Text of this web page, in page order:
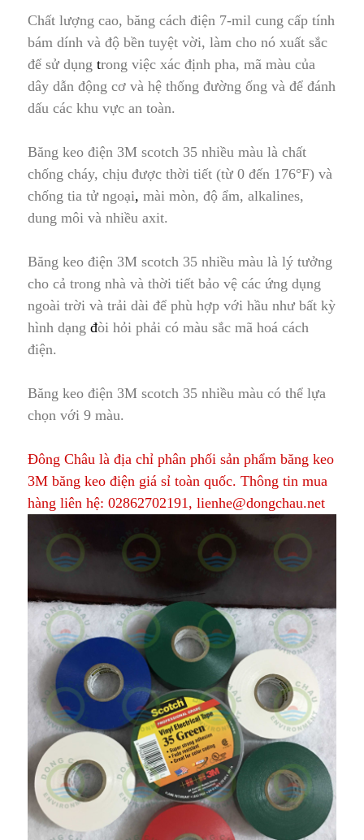
Chất lượng cao, băng cách điện 7-mil cung cấp tính
bám dính và độ bền tuyệt vời, làm cho nó xuất sắc
để sử dụng trong việc xác định pha, mã màu của
dây dẫn động cơ và hệ thống đường ống và để đánh
dấu các khu vực an toàn.
Băng keo điện 3M scotch 35 nhiều màu là chất
chống cháy, chịu được thời tiết (từ 0 đến 176°F) và
chống tia tử ngoại, mài mòn, độ ẩm, alkalines,
dung môi và nhiều axit.
Băng keo điện 3M scotch 35 nhiều màu là lý tưởng
cho cả trong nhà và thời tiết bảo vệ các ứng dụng
ngoài trời và trải dài để phù hợp với hầu như bất kỳ
hình dạng đòi hỏi phải có màu sắc mã hoá cách
điện.
Băng keo điện 3M scotch 35 nhiều màu có thể lựa
chọn với 9 màu.
Đông Châu là địa chỉ phân phối sản phẩm băng keo
3M băng keo điện giá sỉ toàn quốc. Thông tin mua
hàng liên hệ: 02862702191, lienhe@dongchau.net